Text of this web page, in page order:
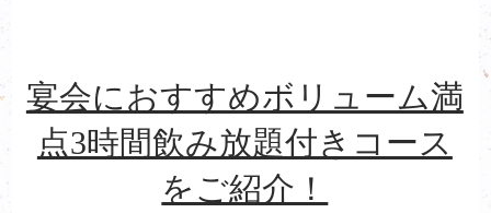
宴会におすすめボリューム満
点3時間飲み放題付きコース
をご紹介！